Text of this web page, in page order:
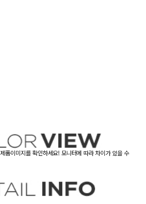
품이미지를 확인하세요! 모니터에 따라 차이가 있을 수